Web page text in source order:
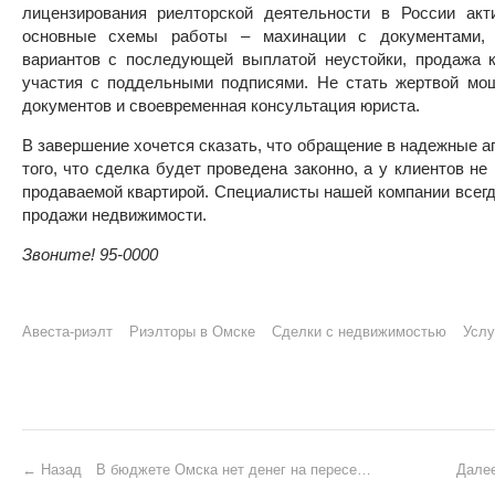
лицензирования риелторской деятельности в России
основные схемы работы – махинации с документами,
вариантов с последующей выплатой неустойки, продажа
участия с поддельными подписями. Не стать жертвой
документов и своевременная консультация юриста.
В завершение хочется сказать, что обращение в надежные
того, что сделка будет проведена законно, а у клиентов
продаваемой квартирой. Специалисты нашей компании
продажи недвижимости.
Звоните! 95-0000
Авеста-риэлт Риэлторы в Омске Сделки с недвижимостью
Назад В бюджете Омска нет денег на переселение граждан из аварийных домов